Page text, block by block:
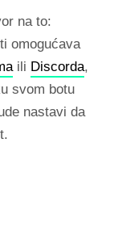
na to:
omogućava
ili Discorda,
svom botu
nastavi da